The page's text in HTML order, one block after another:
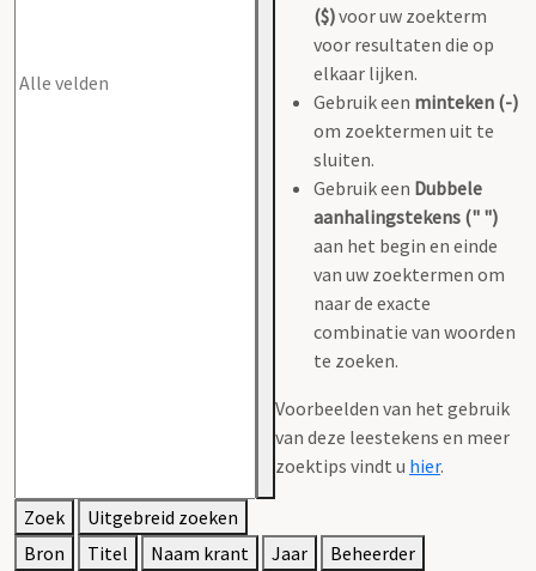
($)voor uw zoekterm
voor resultaten die op
elkaar lijken.
Gebruik een minteken (-)
om zoektermen uit te
sluiten.
Gebruik een Dubbele
aanhalingstekens (" ")
aan het begin en einde
van uw zoektermen om
naar de exacte
combinatie van woorden
te zoeken.
Voorbeelden van het gebruik
van deze leestekens en meer
zoektips vindt u hier.
Zoek
Uitgebreid zoeken
Bron
Titel Naam krant Jaar
Beheerder